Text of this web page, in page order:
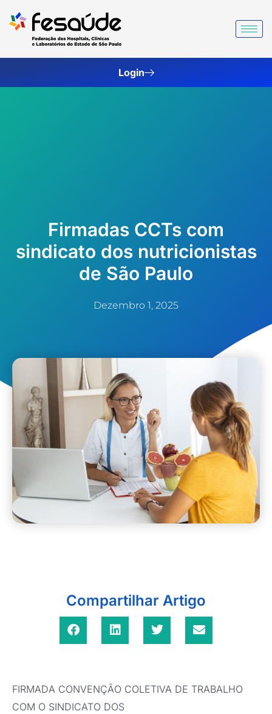
para
Login
Firmadas CCTs com
sindicato dos nutricionistas
de São Paulo
Dezembro 1, 2025
Compartilhar Artigo
FIRMADA CONVENÇÃO COLETIVA DE TRABALHO
COM O SINDICATO DOS